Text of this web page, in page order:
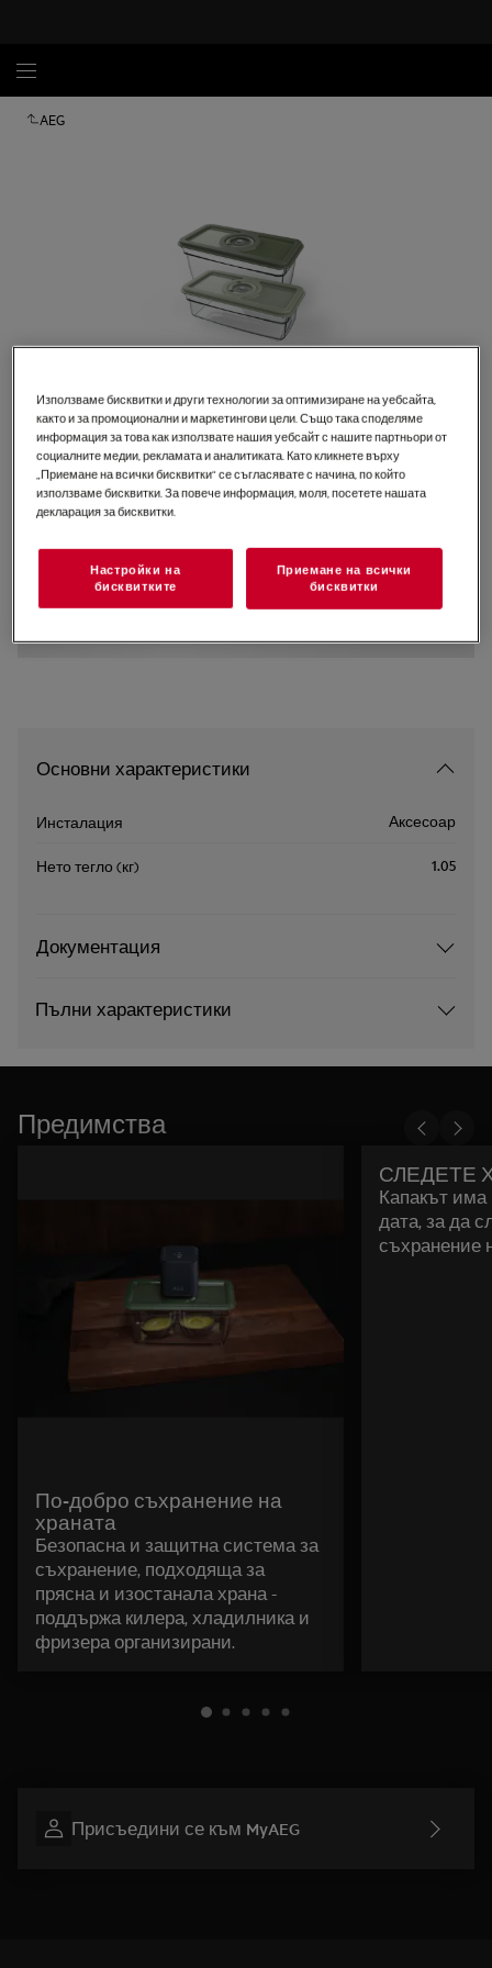
AEG
Кликнете, за да увеличите.
AVFB1
Комплект за вакуумиране
Основни характеристики
Инсталация Аксесоар
Нето тегло (кг) 1.05
Документация
Пълни характеристики
Предимства
По-добро съхранение на
храната
Безопасна и защитна система за
съхранение, подходяща за
прясна и изостанала храна -
поддържа килера, хладилника и
фризера организирани.
СЛЕДЕТЕ
Капакът има
дата, за да
съхранение
Присъедини се към MyAEG
Използваме бисквитки и други технологии за оптимизиране на уебсайта,
както и за промоционални и маркетингови цели. Също така споделяме
информация за това как използвате нашия уебсайт с нашите партньори от
социалните медии, рекламата и аналитиката. Като кликнете върху
„Приемане на всички бисквитки“ се съгласявате с начина, по който
използваме бисквитки. За повече информация, моля, посетете нашата
декларация за бисквитки.
Настройки на
бисквитките
Приемане на всички
бисквитки